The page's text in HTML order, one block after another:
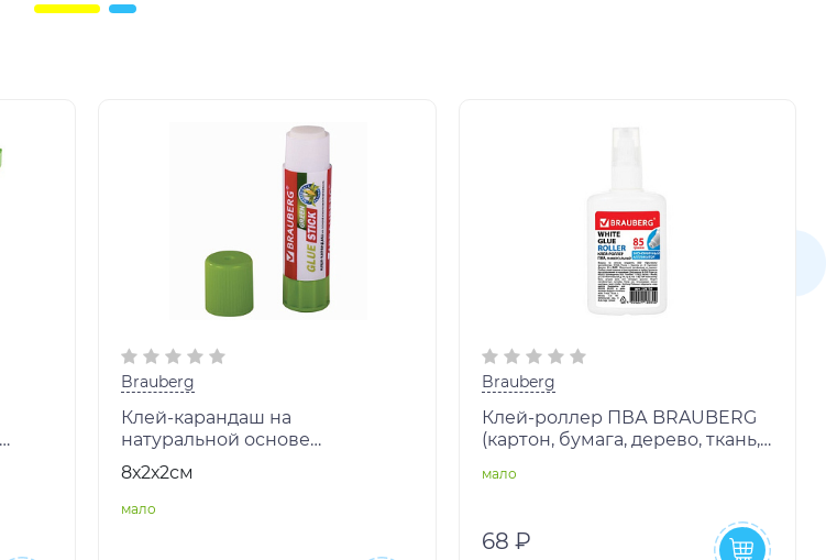
Brauberg
Клей-карандаш на
натуральной основе
BRAUBERG GREEN, 8 г, 270436
8х2х2см
мало
Brauberg
Клей-роллер ПВА BRAUBERG
(картон, бумага, дерево, ткань,
мало
68 ₽